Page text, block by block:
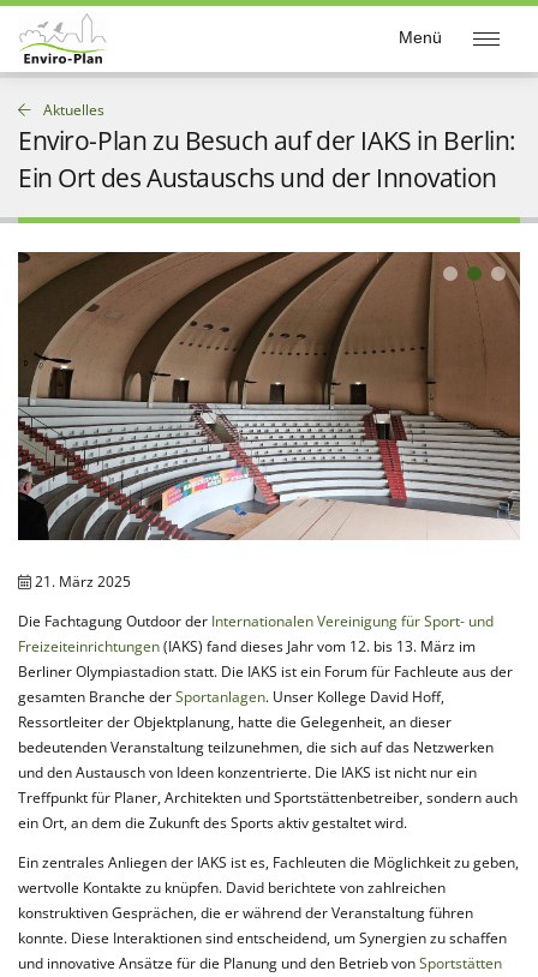
Menü
Aktuelles
Enviro-Plan zu Besuch auf der IAKS in Berlin:
Ein Ort des Austauschs und der Innovation
21. März 2025
Die Fachtagung Outdoor der Internationalen Vereinigung für Sport- und
Freizeiteinrichtungen(IAKS) fand dieses Jahr vom 12. bis 13. März im
Berliner Olympiastadion statt. Die IAKS ist ein Forum für Fachleute aus der
gesamten Branche derSportanlagen. Unser Kollege David Hoff,
Ressortleiter der Objektplanung, hatte die Gelegenheit, an dieser
bedeutenden Veranstaltung teilzunehmen, die sich auf das Netzwerken
und den Austausch von Ideen konzentrierte. Die IAKS ist nicht nur ein
Treffpunkt für Planer, Architekten und Sportstättenbetreiber, sondern auch
ein Ort, an dem die Zukunft des Sports aktiv gestaltet wird.
Ein zentrales Anliegen der IAKS ist es, Fachleuten die Möglichkeit zu geben,
wertvolle Kontakte zu knüpfen. David berichtete von zahlreichen
konstruktiven Gesprächen, die er während der Veranstaltung führen
konnte. Diese Interaktionen sind entscheidend, um Synergien zu schaffen
und innovative Ansätze für die Planung und den Betrieb vonSportstätten